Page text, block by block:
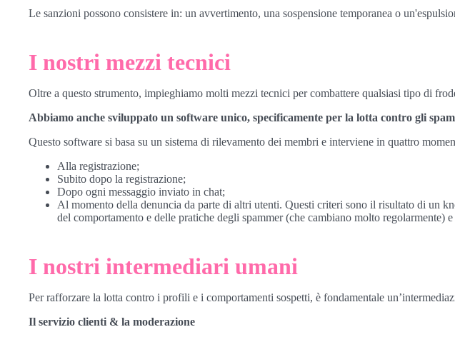
Le sanzioni possono consistere in: un avvertimento, una sospensione temporanea o
I nostri mezzi tecnici
Oltre a questo strumento, impieghiamo molti mezzi tecnici per combattere qualsiasi tipo di
Abbiamo anche sviluppato un software unico, specificamente per la lotta contro gli
Questo software si basa su un sistema di rilevamento dei membri e interviene in quattro
Alla registrazione;
Subito dopo la registrazione;
Dopo ogni messaggio inviato in chat;
Al momento della denuncia da parte di altri utenti. Questi criteri sono il risultato di un
del comportamento e delle pratiche degli spammer (che cambiano molto regolarmente)
I nostri intermediari umani
Per rafforzare la lotta contro i profili e i comportamenti sospetti, è fondamentale
Il servizio clienti & la moderazione